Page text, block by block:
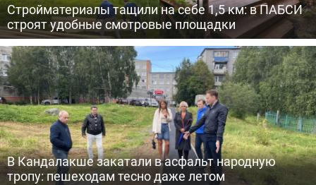
Стройматериалы тащили на себе 1,5 км: в ПАБСИ
строят удобные смотровые площадки
В Кандалакше закатали в асфальт народную
тропу: пешеходам тесно даже летом